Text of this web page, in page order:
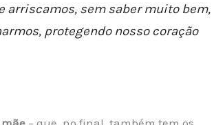
arriscamos, sem saber muito bem,
protegendo nosso coração